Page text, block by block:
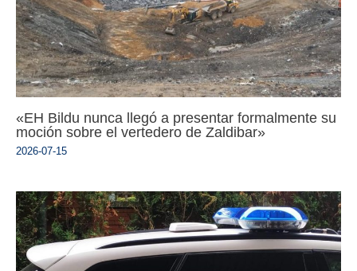
«EH Bildu nunca llegó a presentar formalmente su
moción sobre el vertedero de Zaldibar»
2026-07-15